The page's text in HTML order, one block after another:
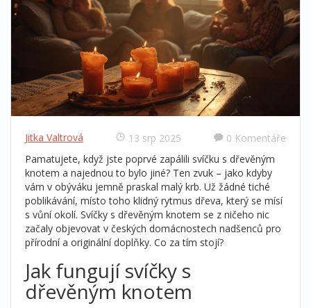
Jitka Valtrová 13 srp 2025
0 Komentáře
Pamatujete, když jste poprvé zapálili svíčku s dřevěným
knotem a najednou to bylo jiné? Ten zvuk – jako kdyby
vám v obýváku jemně praskal malý krb. Už žádné tiché
poblikávání, místo toho klidný rytmus dřeva, který se mísí
s vůní okolí. Svíčky s dřevěným knotem se z ničeho nic
začaly objevovat v českých domácnostech nadšenců pro
přírodní a originální doplňky. Co za tím stojí?
Jak fungují svíčky s
dřevěným knotem